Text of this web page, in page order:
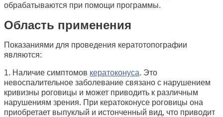
обрабатываются при помощи программы.
Область применения
Показаниями для проведения кератотопографии
являются:
1. Наличие симптомов кератоконуса. Это
невоспалительное заболевание связано с нарушением
кривизны роговицы и может приводить к различным
нарушениям зрения. При кератоконусе роговицы она
приобретает выпуклый и истонченный вид, что приводит